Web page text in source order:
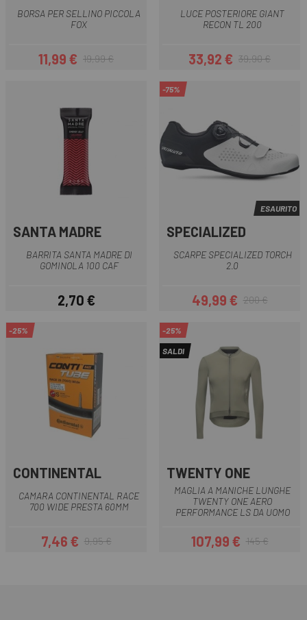
BORSA PER SELLINO PICCOLA
FOX
Prezzo
11,99 €Prezzo base
19,99 €
LUCE POSTERIORE GIANT
RECON TL 200
Prezzo
33,92 €Prezzo base
39,90 €
SANTA MADRE
BARRITA SANTA MADRE DI
GOMINOLA 100 CAF
Prezzo
2,70 €
-75%
ESAURITO
SPECIALIZED
SCARPE SPECIALIZED TORCH
2.0
Prezzo
49,99 €Prezzo base
200 €
-25%
CONTINENTAL
CAMARA CONTINENTAL RACE
700 WIDE PRESTA 60MM
Prezzo
7,46 €Prezzo base
9,95 €
-25%
SALDI
TWENTY ONE
MAGLIA A MANICHE LUNGHE
TWENTY ONE AERO
PERFORMANCE LS DA UOMO
Prezzo
107,99 €Prezzo base
145 €